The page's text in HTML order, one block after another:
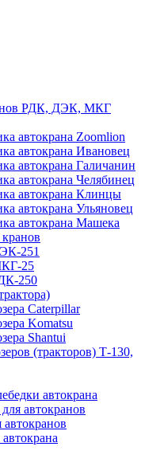
РДК, ДЭК, МКГ
автокрана Zoomlion
автокрана Ивановец
автокрана Галичанин
автокрана Челябинец
автокрана Клинцы
автокрана Ульяновец
автокрана Машека
251
25
250
Caterpillar
Komatsu
Shantui
(тракторов) Т-130,
автокрана
автокранов